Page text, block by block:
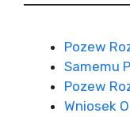
Pozew
Samemu
Pozew
Wniosek